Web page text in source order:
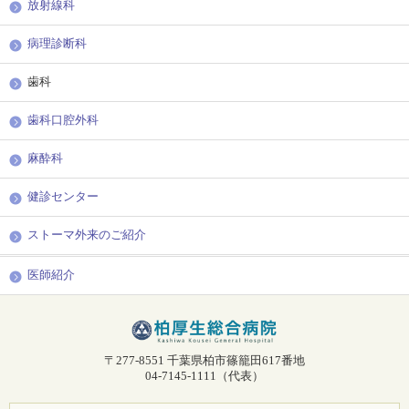
放射線科
病理診断科
歯科
歯科口腔外科
麻酔科
健診センター
ストーマ外来のご紹介
医師紹介
〒277-8551 千葉県柏市篠籠田617番地
04-7145-1111（代表）